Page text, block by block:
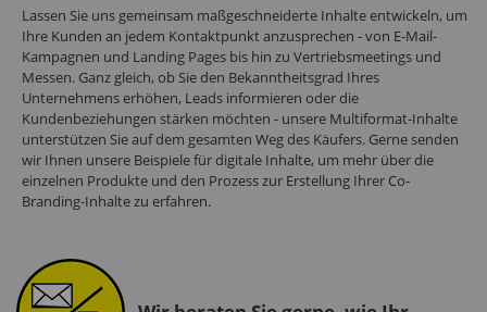
Lassen Sie uns gemeinsam maßgeschneiderte Inhalte entwickeln, um
Ihre Kunden an jedem Kontaktpunkt anzusprechen - von E-Mail-
Kampagnen und Landing Pages bis hin zu Vertriebsmeetings und
Messen. Ganz gleich, ob Sie den Bekanntheitsgrad Ihres
Unternehmens erhöhen, Leads informieren oder die
Kundenbeziehungen stärken möchten - unsere Multiformat-Inhalte
unterstützen Sie auf dem gesamten Weg des Käufers. Gerne senden
wir Ihnen unsere Beispiele für digitale Inhalte, um mehr über die
einzelnen Produkte und den Prozess zur Erstellung Ihrer Co-
Branding-Inhalte zu erfahren.